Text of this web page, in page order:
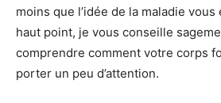
moins que l’idée de la maladie
haut point, je vous conseille
comprendre comment votre corps
porter un peu d’attention.